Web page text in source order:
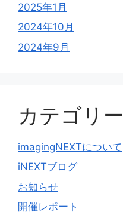
2025年1月
2024年10月
2024年9月
カテゴリー
imagingNEXTについて
iNEXTブログ
お知らせ
開催レポート